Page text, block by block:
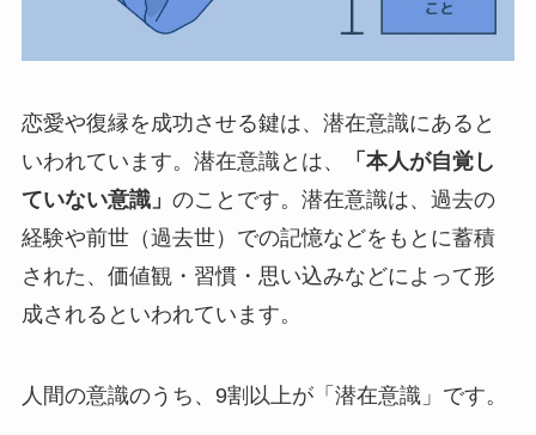
恋愛や復縁を成功させる鍵は、潜在意識にあると
いわれています。潜在意識とは、
「本人が自覚し
ていない意識」 のことです。潜在意識は、過去の
経験や前世（過去世）での記憶などをもとに蓄積
された、価値観・習慣・思い込みなどによって形
成されるといわれています。
人間の意識のうち、9割以上が「潜在意識」です。